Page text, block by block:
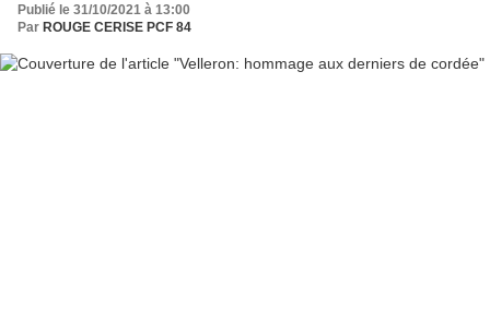
Publié le 31/10/2021 à 13:00
Par ROUGE CERISE PCF 84